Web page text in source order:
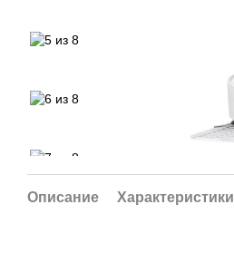
Описание Характеристики